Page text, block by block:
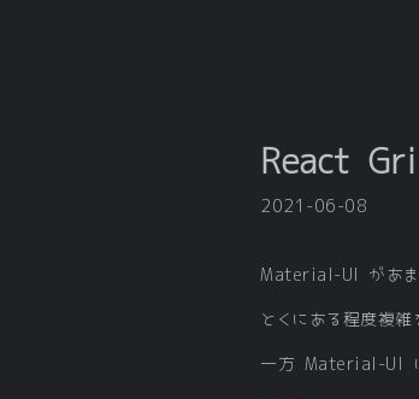
React
2021-06-08
Material-UI があま
とくにある程度複
一方 Material-UI に